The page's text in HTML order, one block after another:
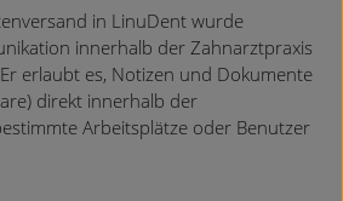
in LinuDent wurde
innerhalb der Zahnarztpraxis
erlaubt es, Notizen und Dokumente
direkt innerhalb der
Arbeitsplätze oder Benutzer